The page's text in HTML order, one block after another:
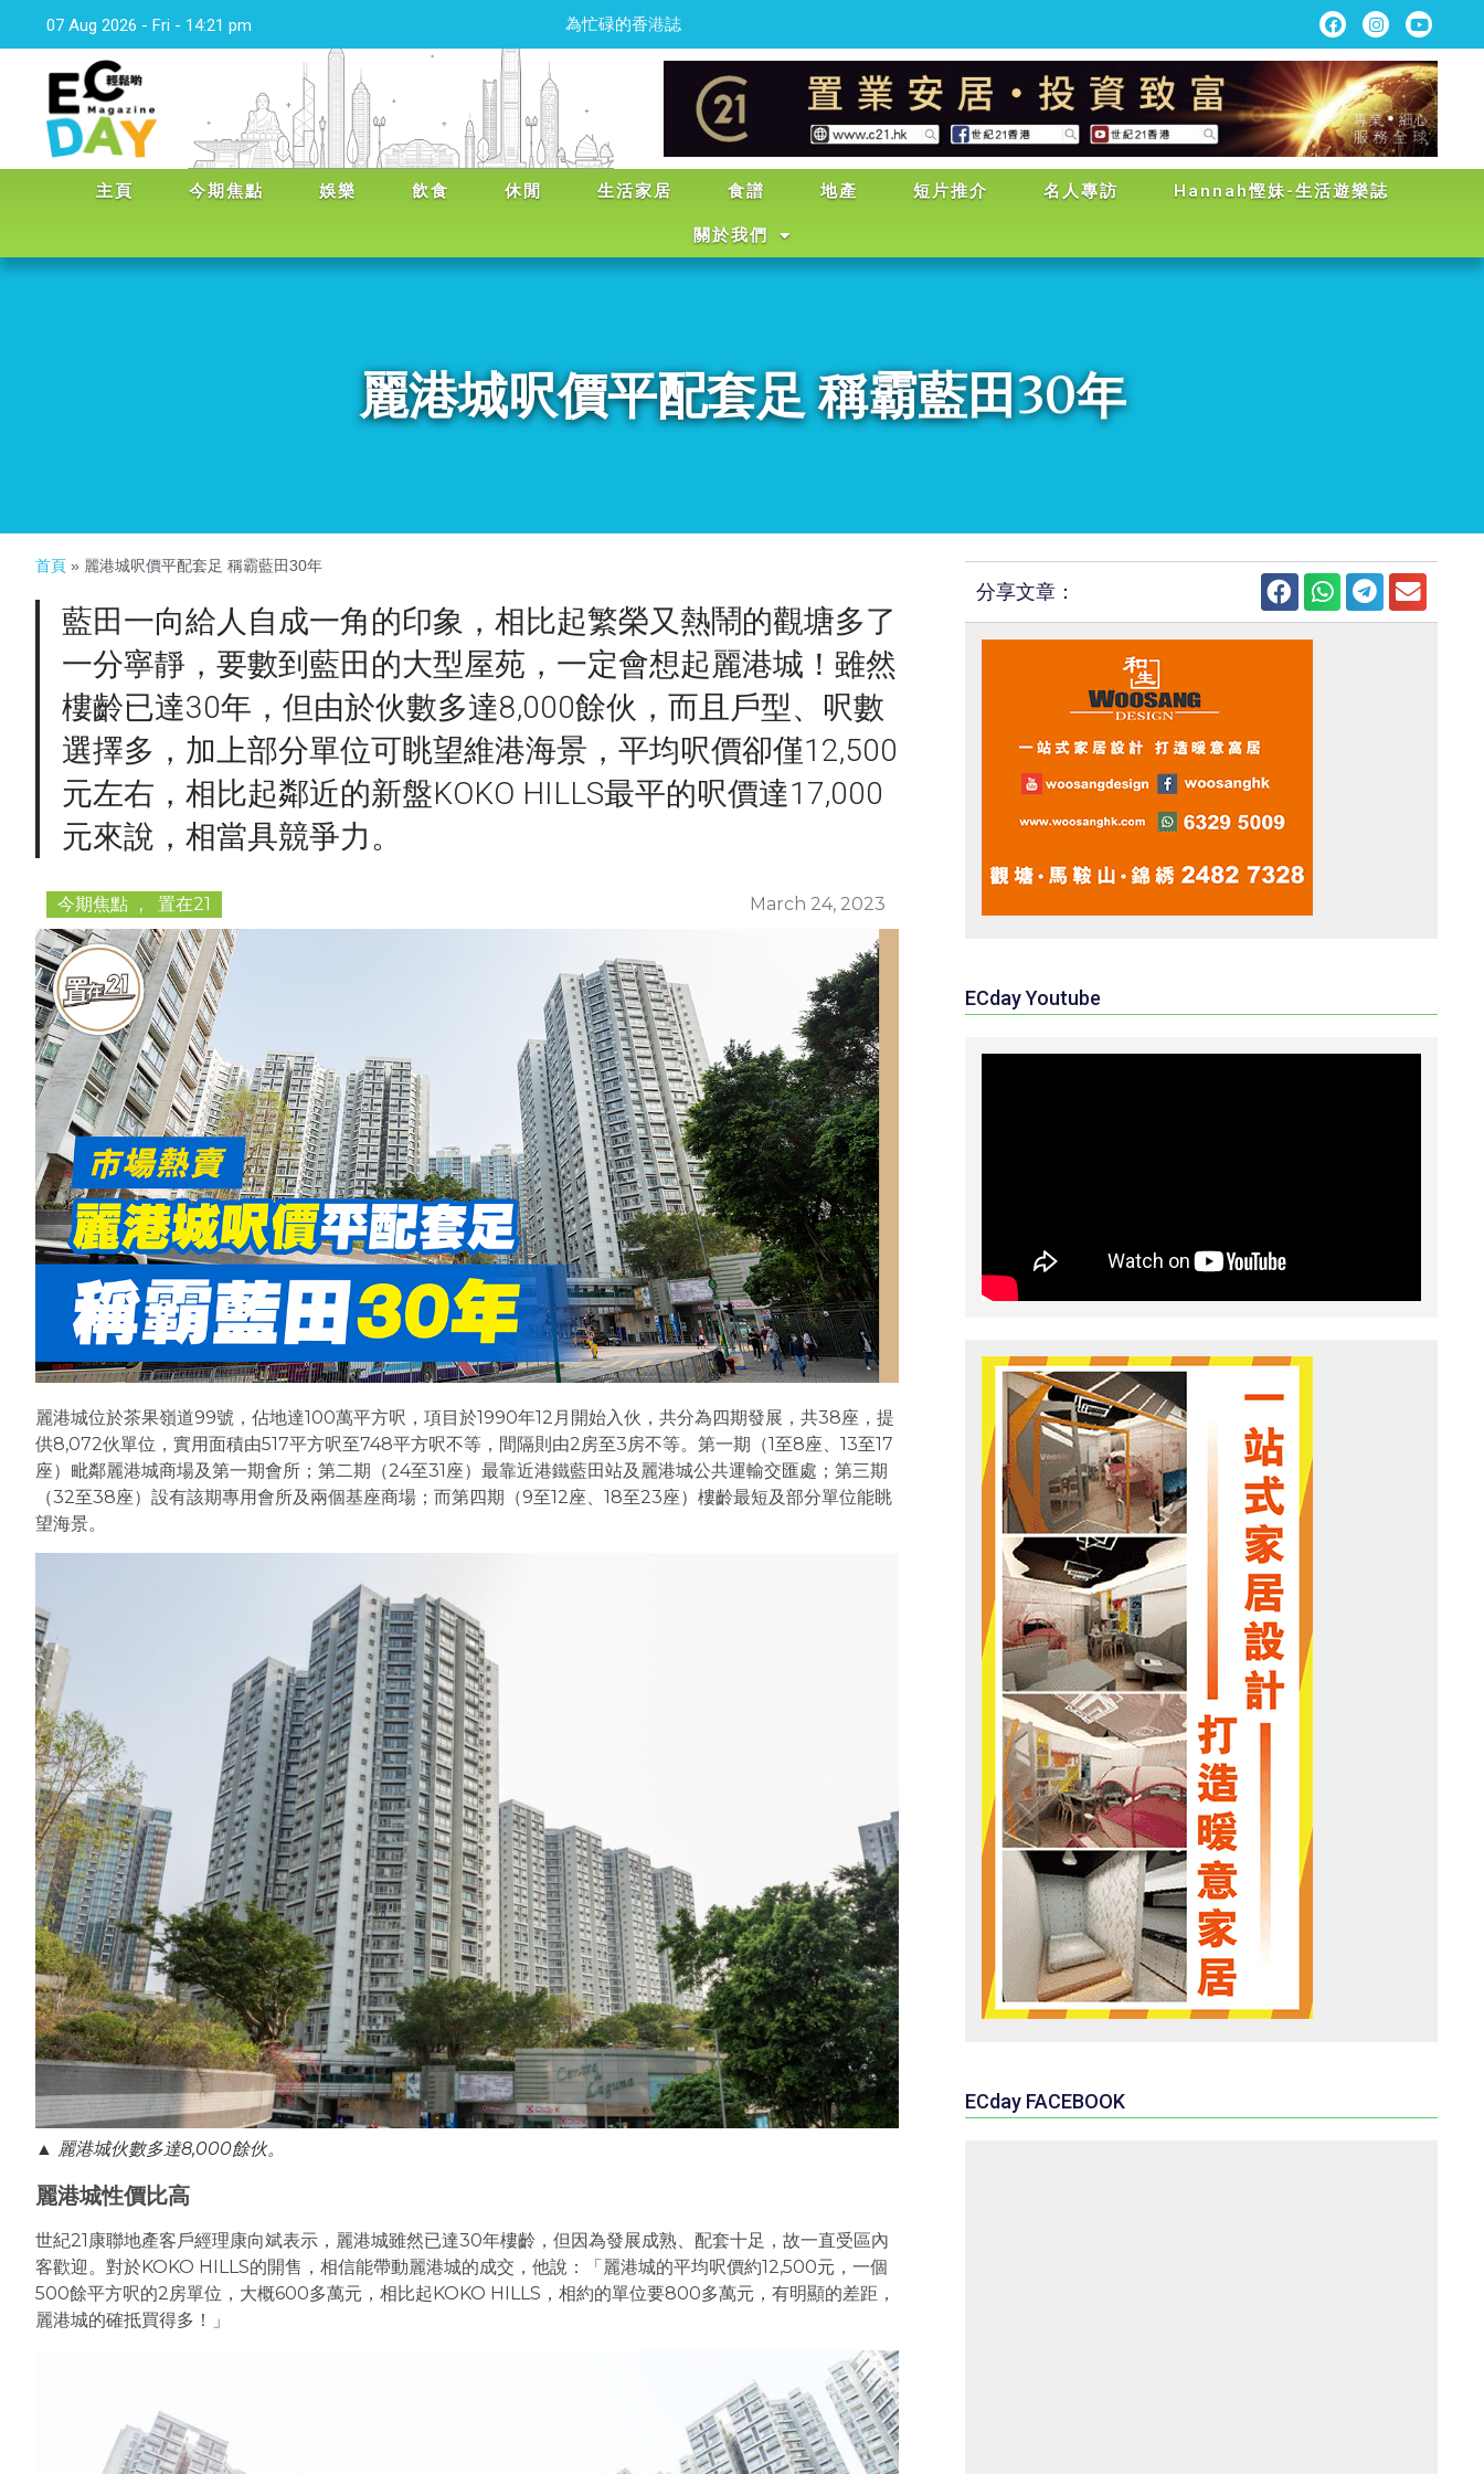
07 Aug 2026 - Fri - 14:21 pm 為忙碌的香港人
主頁 今期焦點 娛樂 飲食 休閒 生活家居 食譜 地產 短片推介 名人專訪 Hannah慳妹-生活遊樂誌
關於我們
麗港城呎價平配套足 稱霸藍田30年
首頁 » 麗港城呎價平配套足 稱霸藍田30年
藍田一向給人自成一角的印象，相比起繁榮又熱鬧的觀塘多了
一分寧靜，要數到藍田的大型屋苑，一定會想起麗港城！雖然
樓齡已達30年，但由於伙數多達8,000餘伙，而且戶型、呎數
選擇多，加上部分單位可眺望維港海景，平均呎價卻僅12,500
元左右，相比起鄰近的新盤KOKO HILLS最平的呎價達17,000
元來說，相當具競爭力。
今期焦點 , 置在21 March 24, 2023
麗港城位於茶果嶺道99號，佔地達100萬平方呎，項目於1990年12月開始入伙，共分為四期發展，共38座，提
供8,072伙單位，實用面積由517平方呎至748平方呎不等，間隔則由2房至3房不等。第一期（1至8座、13至17
座）毗鄰麗港城商場及第一期會所；第二期（24至31座）最靠近港鐵藍田站及麗港城公共運輸交匯處；第三期
（32至38座）設有該期專用會所及兩個基座商場；而第四期（9至12座、18至23座）樓齡最短及部分單位能眺
望海景。
▲ 麗港城伙數多達8,000餘伙。
麗港城性價比高
世紀21康聯地產客戶經理康向斌表示，麗港城雖然已達30年樓齡，但因為發展成熟、配套十足，故一直受區內
客歡迎。對於KOKO HILLS的開售，相信能帶動麗港城的成交，他說：「麗港城的平均呎價約12,500元，一個
500餘平方呎的2房單位，大概600多萬元，相比起KOKO HILLS，相約的單位要800多萬元，有明顯的差距，
麗港城的確抵買得多！」
分享文章：
ECday Youtube
ECday FACEBOOK